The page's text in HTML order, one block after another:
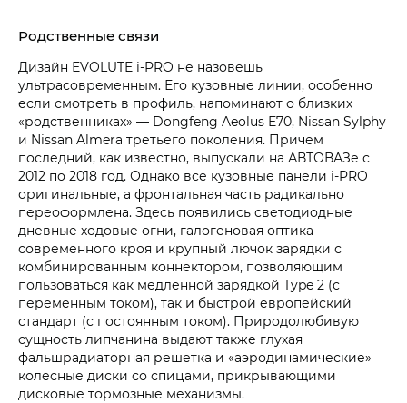
Родственные связи
Дизайн EVOLUTE i‑PRO не назовешь
ультрасовременным. Его кузовные линии, особенно
если смотреть в профиль, напоминают о близких
«родственниках» — Dongfeng Aeolus E70, Nissan Sylphy
и Nissan Almera третьего поколения. Причем
последний, как известно, выпускали на АВТОВАЗе с
2012 по 2018 год. Однако все кузовные панели i‑PRO
оригинальные, а фронтальная часть радикально
переоформлена. Здесь появились светодиодные
дневные ходовые огни, галогеновая оптика
современного кроя и крупный лючок зарядки с
комбинированным коннектором, позволяющим
пользоваться как медленной зарядкой Type 2 (с
переменным током), так и быстрой европейский
стандарт (с постоянным током). Природолюбивую
сущность липчанина выдают также глухая
фальшрадиаторная решетка и «аэродинамические»
колесные диски со спицами, прикрывающими
дисковые тормозные механизмы.